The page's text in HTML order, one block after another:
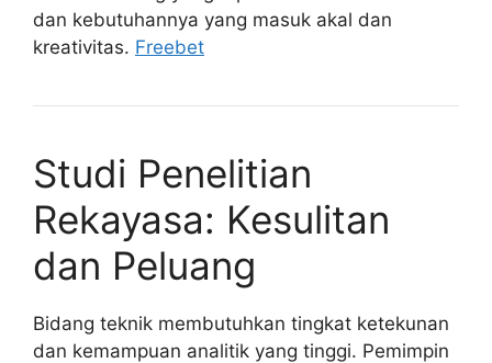
dan kebutuhannya yang masuk akal dan
kreativitas. Freebet
Studi Penelitian
Rekayasa: Kesulitan
dan Peluang
Bidang teknik membutuhkan tingkat ketekunan
dan kemampuan analitik yang tinggi. Pemimpin